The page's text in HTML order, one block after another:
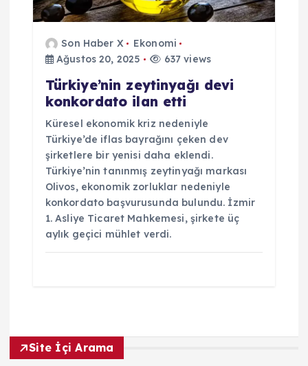
Son Haber X
Ekonomi
Ağustos 20, 2025
637 views
Türkiye’nin zeytinyağı devi
konkordato ilan etti
Küresel ekonomik kriz nedeniyle
Türkiye’de iflas bayrağını çeken dev
şirketlere bir yenisi daha eklendi.
Türkiye’nin tanınmış zeytinyağı markası
Olivos, ekonomik zorluklar nedeniyle
konkordato başvurusunda bulundu. İzmir
1. Asliye Ticaret Mahkemesi, şirkete üç
aylık geçici mühlet verdi.
Site İçi Arama